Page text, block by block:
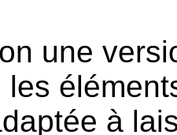
une
les
à